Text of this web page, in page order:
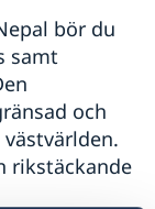
bör du
samt
och
rikstäckande